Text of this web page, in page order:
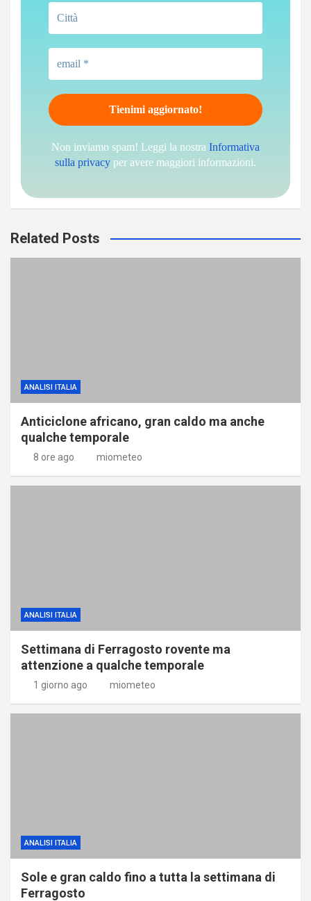
Non inviamo spam! Leggi la nostra Informativa
sulla privacy per avere maggiori informazioni.
Related Posts
ANALISI ITALIA
Anticiclone africano, gran caldo ma anche
qualche temporale
8 ore ago miometeo
ANALISI ITALIA
Settimana di Ferragosto rovente ma
attenzione a qualche temporale
1 giorno ago miometeo
ANALISI ITALIA
Sole e gran caldo fino a tutta la settimana di
Ferragosto